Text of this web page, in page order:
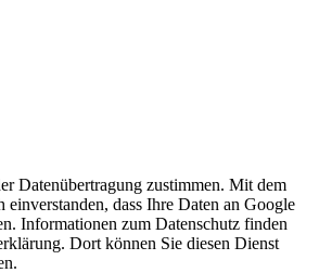
Datenübertragung zustimmen. Mit dem
dass Ihre Daten an Google
Informationen zum Datenschutz finden
Dort können Sie diesen Dienst